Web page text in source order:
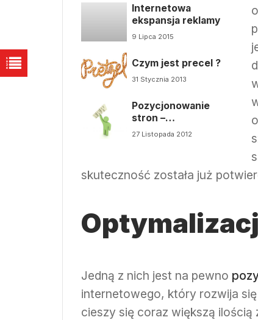
Internetowa
ekspansja reklamy
9 Lipca 2015
Czym jest precel ?
31 Stycznia 2013
Pozycjonowanie
stron –
najskuteczniejsza
27 Listopada 2012
skuteczność została już
Jedną z nich jest na pewno
internetowego, który rozwija
cieszy się coraz większą